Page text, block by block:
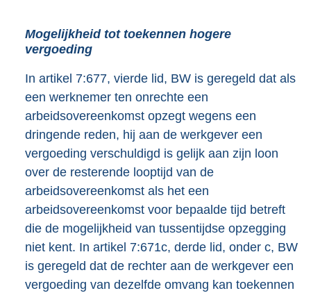
Mogelijkheid tot toekennen hogere
vergoeding
In artikel 7:677, vierde lid, BW is geregeld dat als
een werknemer ten onrechte een
arbeidsovereenkomst opzegt wegens een
dringende reden, hij aan de werkgever een
vergoeding verschuldigd is gelijk aan zijn loon
over de resterende looptijd van de
arbeidsovereenkomst als het een
arbeidsovereenkomst voor bepaalde tijd betreft
die de mogelijkheid van tussentijdse opzegging
niet kent. In artikel 7:671c, derde lid, onder c, BW
is geregeld dat de rechter aan de werkgever een
vergoeding van dezelfde omvang kan toekennen